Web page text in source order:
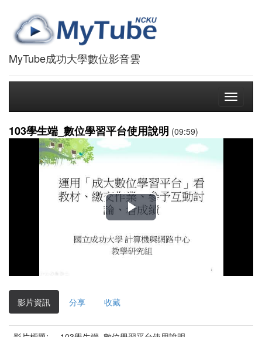
MyTube成功大學數位影音雲
Toggle
103學生端_數位學習平台使用說明 (09:59)
播
放
影片資訊 分享 收藏